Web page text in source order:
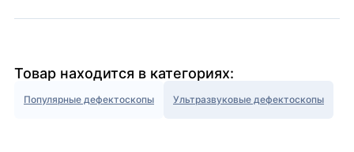
Товар находится в категориях:
Популярные дефектоскопы Ультразвуковые дефектоскопы